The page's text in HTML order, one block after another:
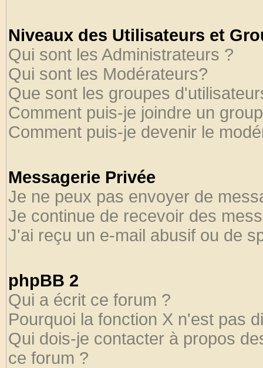
Niveaux des Utilisateurs et
Qui sont les Administrateurs ?
Qui sont les Modérateurs?
Que sont les groupes
Comment puis-je joindre un
Comment puis-je devenir le
Messagerie Privée
Je ne peux pas envoyer de
Je continue de recevoir des
J'ai reçu un e-mail abusif ou de
phpBB 2
Qui a écrit ce forum ?
Pourquoi la fonction X n'est pas
Qui dois-je contacter à propos
ce forum ?